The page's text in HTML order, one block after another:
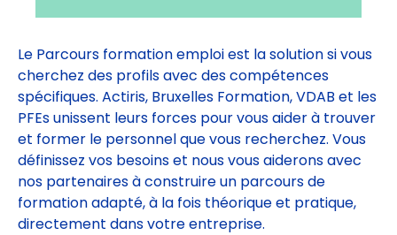
Le Parcours formation emploi est la solution si vous
cherchez des profils avec des compétences
spécifiques. Actiris, Bruxelles Formation, VDAB et les
PFEs unissent leurs forces pour vous aider à trouver
et former le personnel que vous recherchez. Vous
définissez vos besoins et nous vous aiderons avec
nos partenaires à construire un parcours de
formation adapté, à la fois théorique et pratique,
directement dans votre entreprise.